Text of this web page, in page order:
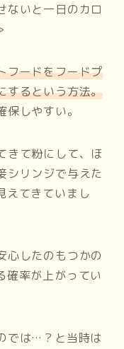
ないと一日のカロ
フードをフードプ
するという方法。
しやすい。
きて粉にして、ほ
シリンジで与えた
えてきていまし
心したのもつかの
率が上がってい
では…？と当時は